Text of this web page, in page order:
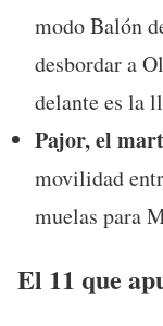
modo Balón
desbordar a
delante es la
Pajor, el
movilidad
muelas para
El 11 que